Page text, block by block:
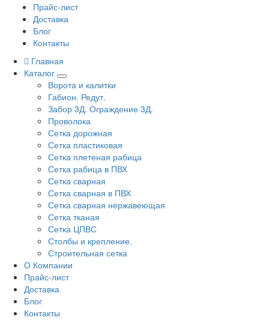
Прайс-лист
Доставка
Блог
Контакты
Главная
Каталог
Ворота и калитки
Габион. Редут.
Забор 3Д. Ограждение 3Д.
Проволока
Сетка дорожная
Сетка пластиковая
Сетка плетеная рабица
Сетка рабица в ПВХ
Сетка сварная
Сетка сварная в ПВХ
Сетка сварная нержавеющая
Сетка тканая
Сетка ЦПВС
Столбы и крепление.
Строительная сетка
О Компании
Прайс-лист
Доставка
Блог
Контакты